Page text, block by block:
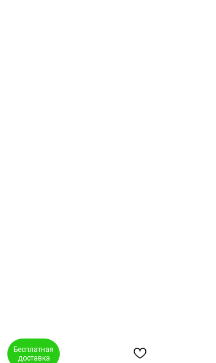
Бесплатная
доставка